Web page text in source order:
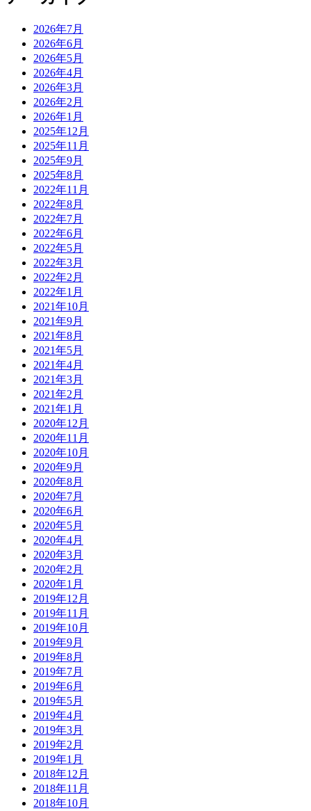
2026年7月
2026年6月
2026年5月
2026年4月
2026年3月
2026年2月
2026年1月
2025年12月
2025年11月
2025年9月
2025年8月
2022年11月
2022年8月
2022年7月
2022年6月
2022年5月
2022年3月
2022年2月
2022年1月
2021年10月
2021年9月
2021年8月
2021年5月
2021年4月
2021年3月
2021年2月
2021年1月
2020年12月
2020年11月
2020年10月
2020年9月
2020年8月
2020年7月
2020年6月
2020年5月
2020年4月
2020年3月
2020年2月
2020年1月
2019年12月
2019年11月
2019年10月
2019年9月
2019年8月
2019年7月
2019年6月
2019年5月
2019年4月
2019年3月
2019年2月
2019年1月
2018年12月
2018年11月
2018年10月